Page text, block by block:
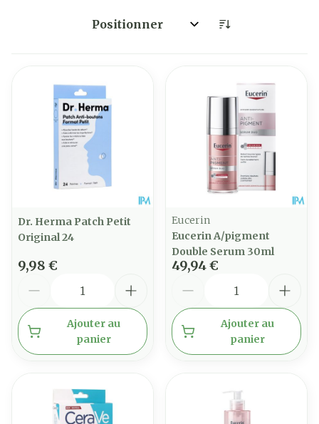
Trier par:
Dr. Herma Patch Petit
Original 24
9,98 €
Ajouter au
panier
Eucerin
Eucerin A/pigment
Double Serum 30ml
49,94 €
Ajouter au
panier